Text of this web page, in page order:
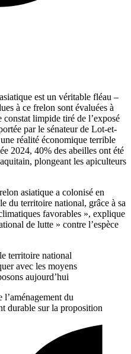
est un véritable fléau –
à ce frelon sont évaluées à
limpide tiré de l’exposé
par le sénateur de Lot-et-
réalité économique terrible
2024, 40% des abeilles ont été
plongeant les apiculteurs
asiatique a colonisé en
du territoire national, grâce à sa
favorables », explique
de lutte » contre l’espèce
territoire national
avec les moyens
aujourd’hui
du
durable sur la proposition